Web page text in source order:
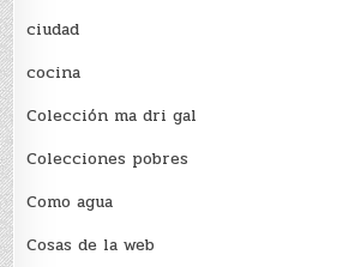
ciudad
cocina
Colección ma dri gal
Colecciones pobres
Como agua
Cosas de la web